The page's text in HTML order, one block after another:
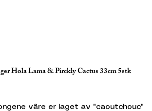
Hola Lama & Pirckly Cactus 33cm 5stk
våre er laget av "caoutchouc"